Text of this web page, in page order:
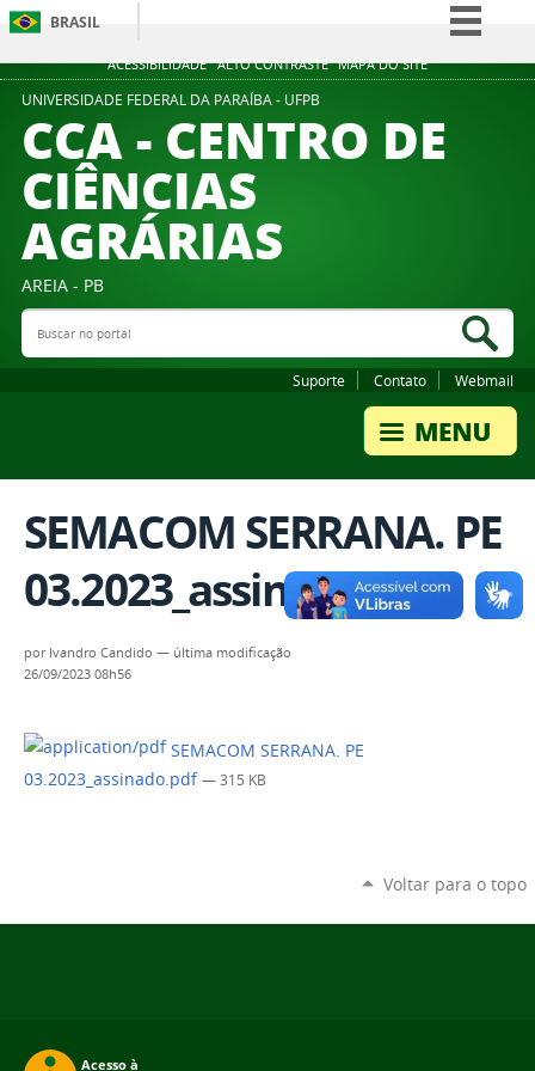
ACESSIBILIDADE ALTO CONTRASTE MAPA DO SITE
BRASIL
Simplifique!
Participe
UNIVERSIDADE FEDERAL DA PARAÍBA - UFPB
CCA - CENTRO DE
CIÊNCIAS
AGRÁRIAS
AREIA - PB
Buscar no portal
Suporte Contato Webmail
SEMACOM SERRANA. PE
03.2023_assinado.pdf
por Ivandro Candido — última modificação
26/09/2023 08h56
SEMACOM SERRANA. PE
03.2023_assinado.pdf — 315 KB
Voltar para o topo